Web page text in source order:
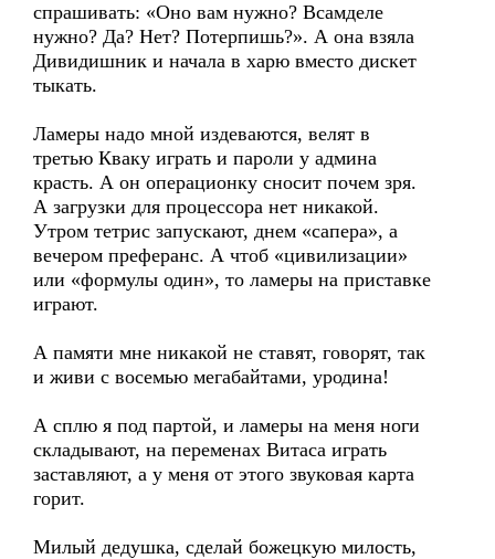
спрашивать: «Оно вам нужно? Всамделе
нужно? Да? Нет? Потерпишь?». А она взяла
Дивидишник и начала в харю вместо дискет
тыкать.
Ламеры надо мной издеваются, велят в
третью Кваку играть и пароли у админа
красть. А он операционку сносит почем зря.
А загрузки для процессора нет никакой.
Утром тетрис запускают, днем «сапера», а
вечером преферанс. А чтоб «цивилизации»
или «формулы один», то ламеры на приставке
играют.
А памяти мне никакой не ставят, говорят, так
и живи с восемью мегабайтами, уродина!
А сплю я под партой, и ламеры на меня ноги
складывают, на переменах Витаса играть
заставляют, а у меня от этого звуковая карта
горит.
Милый дедушка, сделай божецкую милость,